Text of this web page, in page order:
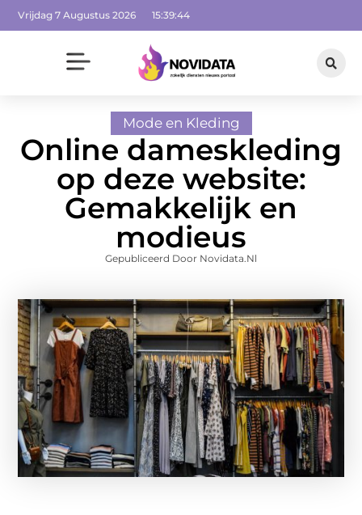
Vrijdag 7 Augustus 2026 15:39:44
Mode en Kleding
Online dameskleding
op deze website:
Gemakkelijk en
modieus
Gepubliceerd Door Novidata.nl